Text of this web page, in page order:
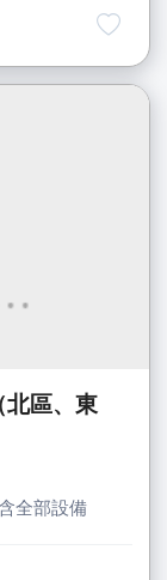
區、東
全部設備